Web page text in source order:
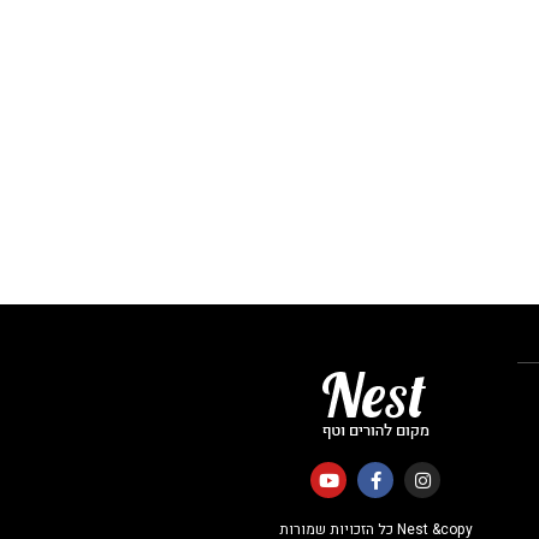
Nest &copy כל הזכויות שמורות